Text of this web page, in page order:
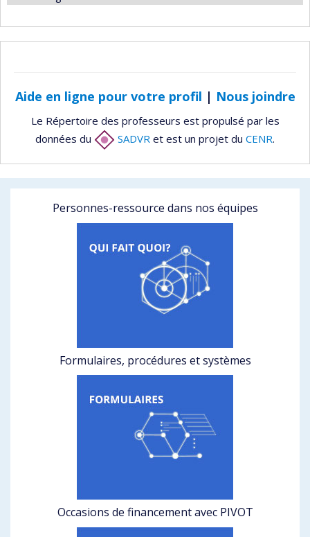
Aide en ligne pour votre profil | Nous joindre
Le Répertoire des professeurs est propulsé par les
données du
SADVR et est un projet du CENR.
Personnes-ressource dans nos équipes
Formulaires, procédures et systèmes
Occasions de financement avec PIVOT